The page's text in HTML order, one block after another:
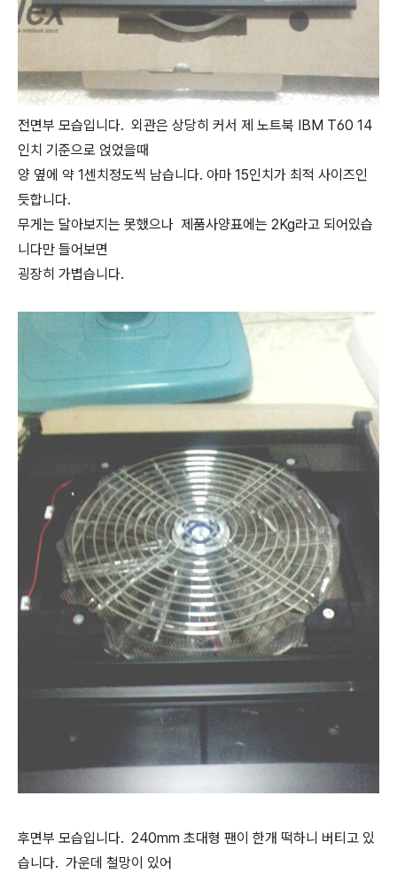
전면부 모습입니다. 외관은 상당히 커서 제 노트북 IBM T60 14
인치 기준으로 얹었을때
양 옆에 약 1센치정도씩 남습니다. 아마 15인치가 최적 사이즈인
듯합니다.
무게는 달아보지는 못했으나 제품사양표에는 2Kg라고 되어있습
니다만 들어보면
굉장히 가볍습니다.
후면부 모습입니다. 240mm 초대형 팬이 한개 떡하니 버티고 있
습니다. 가운데 철망이 있어